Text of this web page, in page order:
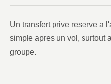
Un transfert prive reserve a
simple apres un vol, surtout
groupe.